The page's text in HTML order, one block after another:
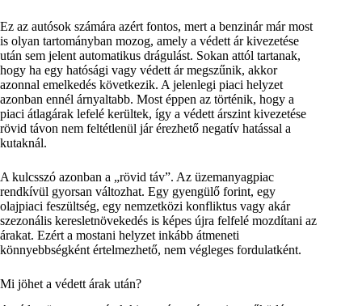
Ez az autósok számára azért fontos, mert a benzinár már most
is olyan tartományban mozog, amely a védett ár kivezetése
után sem jelent automatikus drágulást. Sokan attól tartanak,
hogy ha egy hatósági vagy védett ár megszűnik, akkor
azonnal emelkedés következik. A jelenlegi piaci helyzet
azonban ennél árnyaltabb. Most éppen az történik, hogy a
piaci átlagárak lefelé kerültek, így a védett árszint kivezetése
rövid távon nem feltétlenül jár érezhető negatív hatással a
kutaknál.
A kulcsszó azonban a „rövid táv”. Az üzemanyagpiac
rendkívül gyorsan változhat. Egy gyengülő forint, egy
olajpiaci feszültség, egy nemzetközi konfliktus vagy akár
szezonális keresletnövekedés is képes újra felfelé mozdítani az
árakat. Ezért a mostani helyzet inkább átmeneti
könnyebbségként értelmezhető, nem végleges fordulatként.
Mi jöhet a védett árak után?